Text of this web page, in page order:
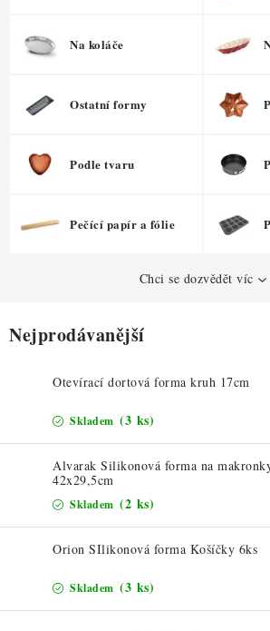
NOVÉ ZBOŽÍ
Hodnocení obchodu
Moje
Na koláče
Ostatní formy
Podle tvaru
Pečící papír a fólie
Chci se dozvědět víc
Nejprodávanější
Otevírací dortová forma kruh 17cm
Skladem (3 ks)
Alvarak Silikonová forma na
42x29,5cm
Skladem (2 ks)
Orion SIlikonová forma Košíčky 6ks
Skladem (3 ks)